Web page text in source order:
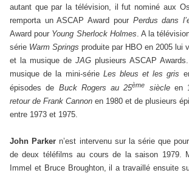
autant que par la télévision, il fut nominé aux
remporta un ASCAP Award pour Perdus dans
Award pour Young Sherlock Holmes. A la
série Warm Springs produite par HBO en 2005 lui
et la musique de JAG plusieurs ASCAP
musique de la mini-série Les bleus et les gris
épisodes de Buck Rogers au 25ème siècleen
retour de Frank Cannon en 1980 et de plusieurs
entre 1973 et 1975.
John Parker n’est intervenu sur la série que
de deux téléfilms au cours de la saison 1979.
Immel et Bruce Broughton, il a travaillé ensuite